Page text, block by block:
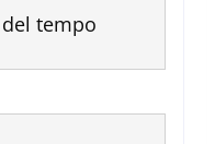
tempo